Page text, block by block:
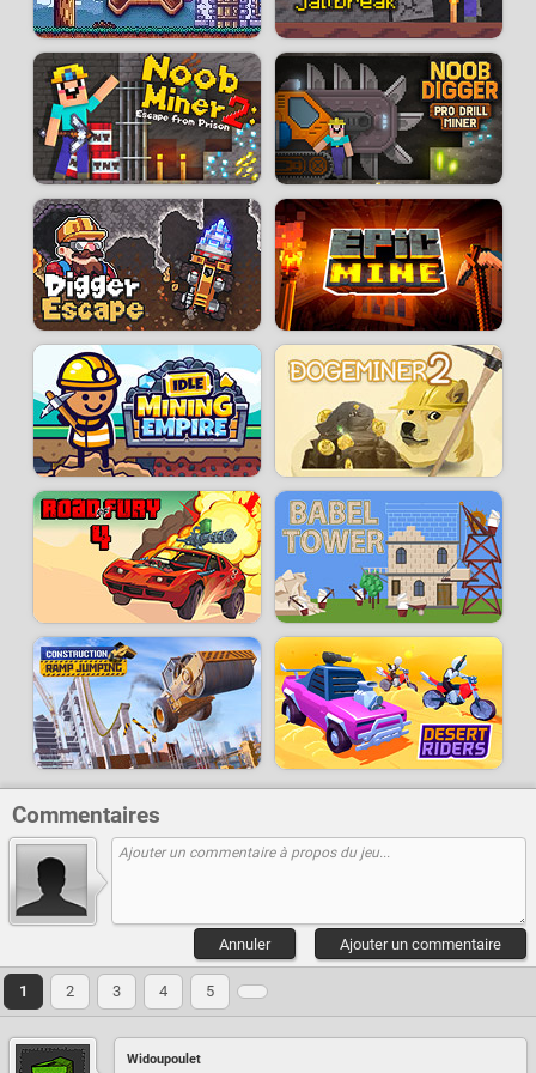
Commentaires
Ajouter un commentaire
Annuler
1 2 3 4 5
Widoupoulet